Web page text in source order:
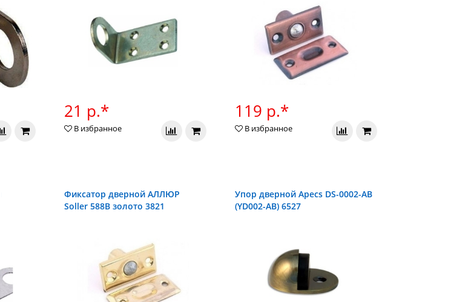
21 р.*
В избранное
119 р.*
В избранное
Фиксатор дверной АЛЛЮР
Soller 588В золото 3821
Упор дверной Apecs DS-0002-AB
(YD002-AB) 6527